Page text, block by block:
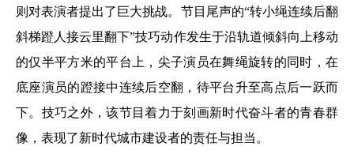
则对表演者提出了巨大挑战。节目尾声的“转小绳连续后翻
斜梯蹬人接云里翻下”技巧动作发生于沿轨道倾斜向上移动
的仅半平方米的平台上，尖子演员在舞绳旋转的同时，在
底座演员的蹬接中连续后空翻，待平台升至高点后一跃而
下。技巧之外，该节目着力于刻画新时代奋斗者的青春群
像，表现了新时代城市建设者的责任与担当。